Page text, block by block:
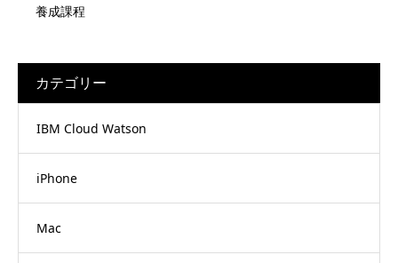
養成課程
カテゴリー
IBM Cloud Watson
iPhone
Mac